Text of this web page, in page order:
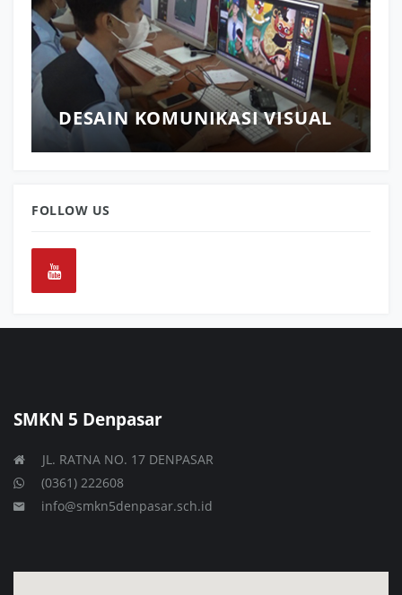
DESAIN KOMUNIKASI VISUAL
FOLLOW US
SMKN 5 Denpasar
JL. RATNA NO. 17 DENPASAR
(0361) 222608
info@smkn5denpasar.sch.id